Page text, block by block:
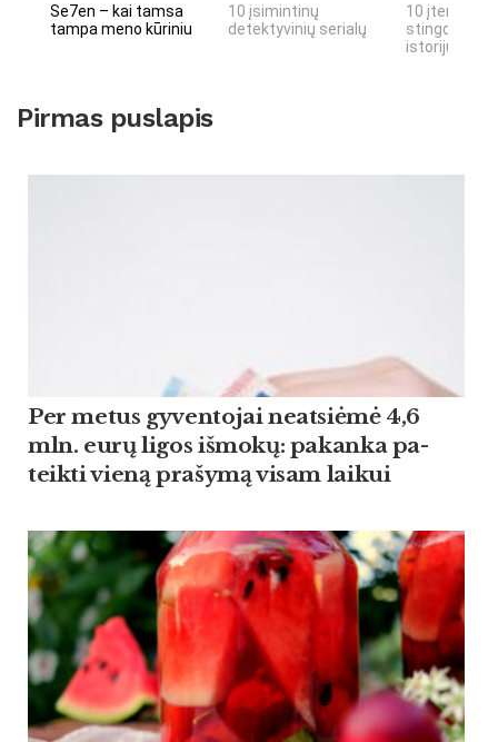
Se7en – kai tamsa
tampa meno kūriniu
10 įsimintinų
detektyvinių serialų
10 įtemptų,
stingdančių
istorijų
Pirmas puslapis
Per me­tus gy­ven­to­jai neat­siė­mė 4,6
mln. eu­rų li­gos iš­mo­kų: pa­kan­ka pa­
teik­ti vie­ną pra­šy­mą vi­sam lai­kui